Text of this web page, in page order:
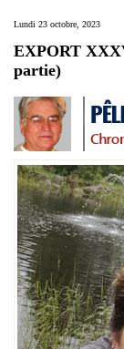
Lundi 23 octobre, 2023
EXPORT
partie)